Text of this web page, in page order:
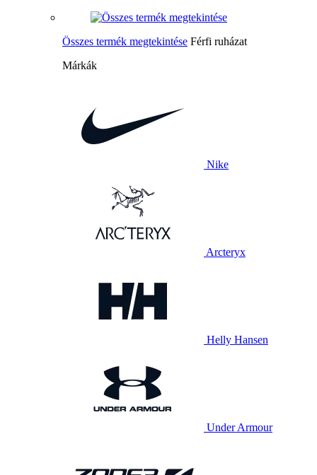
Összes termék megtekintése Férfi ruházat
Márkák
Nike
Arcteryx
Helly Hansen
Under Armour